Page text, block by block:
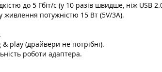
до 5 Гбіт/с (у 10 разів швидше, ніж USB
потужністю 15 Вт (5V/3A).
play (драйвери не потрібні).
роботи адаптера.